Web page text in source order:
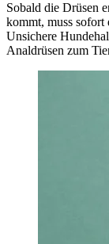
Sobald die Drüsen
kommt, muss sofort
Unsichere
Analdrüsen zum